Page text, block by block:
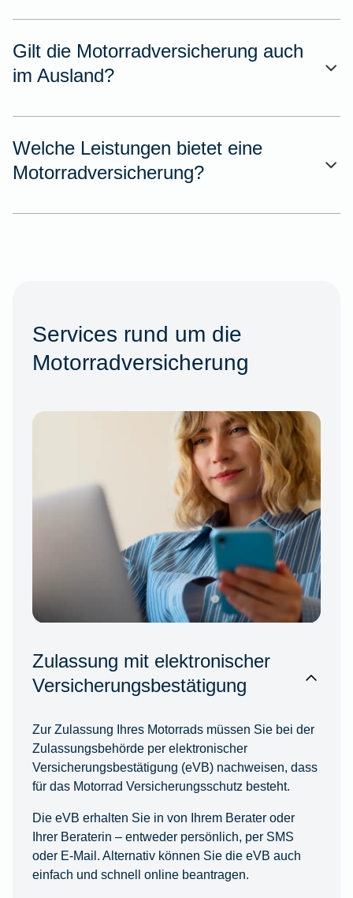
Gilt die Motorradversicherung auch
im Ausland?
Welche Leistungen bietet eine
Motorradversicherung?
Services rund um die
Motorradversicherung
Zulassung mit elektronischer
Versicherungsbestätigung
Zur Zulassung Ihres Motorrads müssen Sie bei der
Zulassungsbehörde per elektronischer
Versicherungsbestätigung (eVB) nachweisen, dass
für das Motorrad Versicherungsschutz besteht.
Die eVB erhalten Sie in von Ihrem Berater oder
Ihrer Beraterin – entweder persönlich, per SMS
oder E-Mail. Alternativ können Sie die eVB auch
einfach und schnell online beantragen.